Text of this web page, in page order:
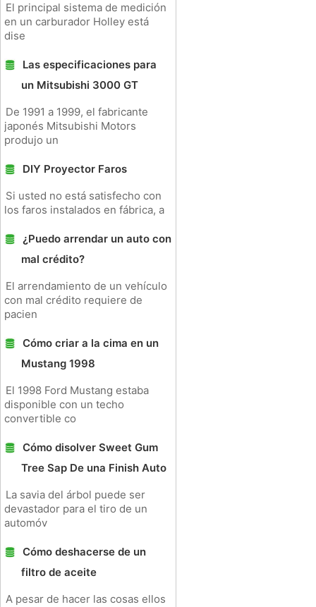
El principal sistema de medición
en un carburador Holley está
dise
Las especificaciones para
un Mitsubishi 3000 GT
De 1991 a 1999, el fabricante
japonés Mitsubishi Motors
produjo un
DIY Proyector Faros
Si usted no está satisfecho con
los faros instalados en fábrica, a
¿Puedo arrendar un auto con
mal crédito?
El arrendamiento de un vehículo
con mal crédito requiere de
pacien
Cómo criar a la cima en un
Mustang 1998
El 1998 Ford Mustang estaba
disponible con un techo
convertible co
Cómo disolver Sweet Gum
Tree Sap De una Finish Auto
La savia del árbol puede ser
devastador para el tiro de un
automóv
Cómo deshacerse de un
filtro de aceite
A pesar de hacer las cosas ellos